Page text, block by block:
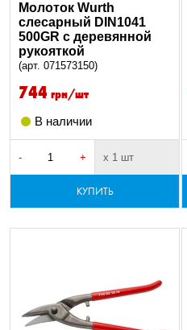
Молоток Wurth
слесарный DIN1041
500GR c деревянной
рукояткой
(арт. 071573150)
744 грн/шт
В наличии
- + х 1 шт
КУПИТЬ